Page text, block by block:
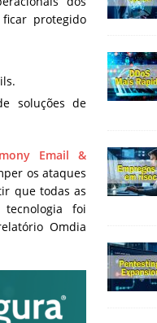
protegido
soluções de
Email &
os ataques
que todas as
foi
Omdia